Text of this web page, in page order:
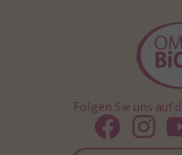
Folgen Sie uns auf